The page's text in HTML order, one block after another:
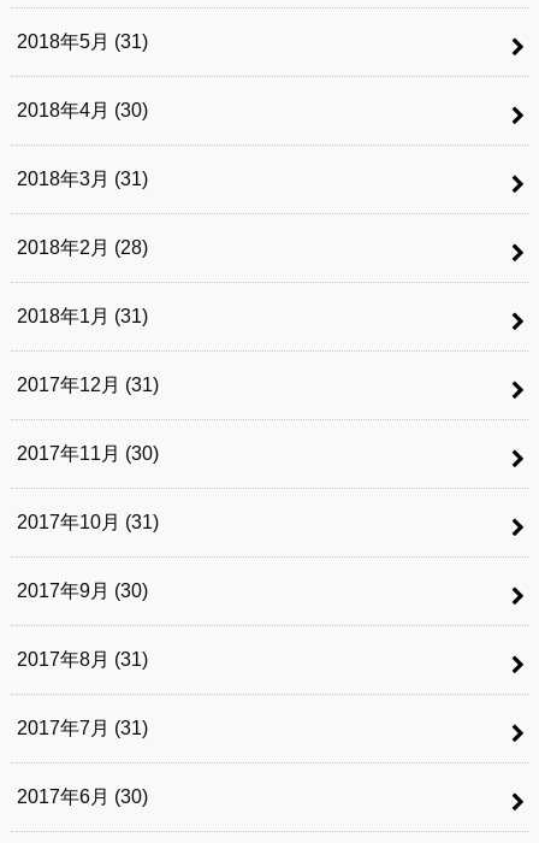
2018年5月 (31)
2018年4月 (30)
2018年3月 (31)
2018年2月 (28)
2018年1月 (31)
2017年12月 (31)
2017年11月 (30)
2017年10月 (31)
2017年9月 (30)
2017年8月 (31)
2017年7月 (31)
2017年6月 (30)